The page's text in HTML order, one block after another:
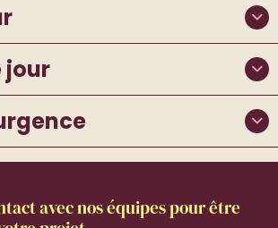
jour
avec nos équipes pour être